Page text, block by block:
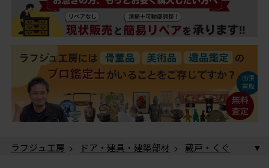
ラフジュ工房 > ドア・建具・建築部材 >
蔵戸・くぐ